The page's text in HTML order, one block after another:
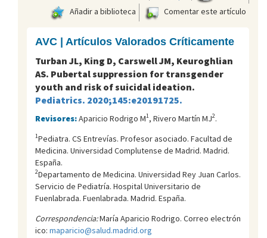
Añadir a biblioteca
Comentar este artículo
AVC | Artículos Valorados Críticamente
Turban JL, King D, Carswell JM, Keuroghlian
AS. Pubertal suppression for transgender
youth and risk of suicidal ideation.
Pediatrics. 2020;145:e20191725.
Revisores:Aparicio Rodrigo M1, Rivero Martín MJ2.
1Pediatra. CS Entrevías. Profesor asociado. Facultad de
Medicina. Universidad Complutense de Madrid. Madrid.
España.
2Departamento de Medicina. Universidad Rey Juan Carlos.
Servicio de Pediatría. Hospital Universitario de
Fuenlabrada. Fuenlabrada. Madrid. España.
Correspondencia:María Aparicio Rodrigo. Correo electrón
ico: maparicio@salud.madrid.org